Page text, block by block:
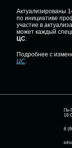
Актуализированы
по инициативе
участие в
может каждый
ЦС.
Подробнее с
ЦС.
Пн-
8